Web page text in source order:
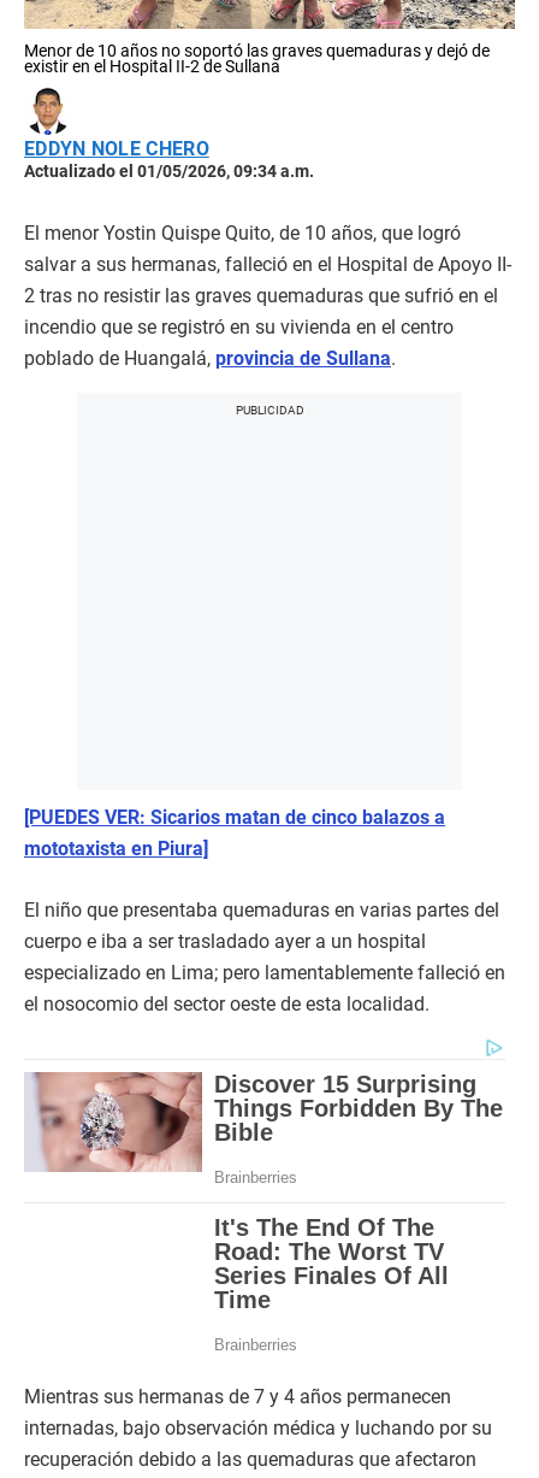
Menor de 10 años no soportó las graves quemaduras y dejó de
existir en el Hospital II-2 de Sullana
EDDYN NOLE CHERO
Actualizado el 01/05/2026, 09:34 a.m.
El menor Yostin Quispe Quito, de 10 años, que logró
salvar a sus hermanas, falleció en el Hospital de Apoyo II-
2 tras no resistir las graves quemaduras que sufrió en el
incendio que se registró en su vivienda en el centro
poblado de Huangalá, provincia de Sullana.
[PUEDES VER: Sicarios matan de cinco balazos a
mototaxista en Piura]
El niño que presentaba quemaduras en varias partes del
cuerpo e iba a ser trasladado ayer a un hospital
especializado en Lima; pero lamentablemente falleció en
el nosocomio del sector oeste de esta localidad.
Mientras sus hermanas de 7 y 4 años permanecen
internadas, bajo observación médica y luchando por su
recuperación debido a las quemaduras que afectaron